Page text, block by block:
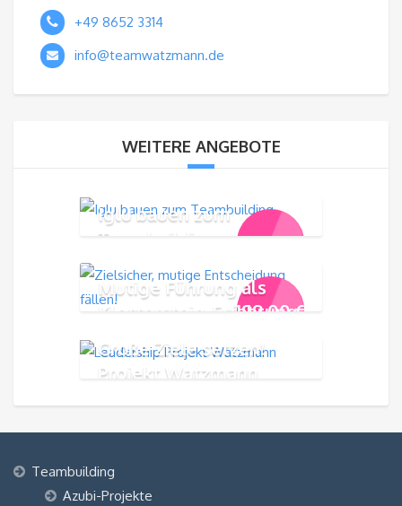
+49 8652 3314
info@teamwatzmann.de
WEITERE ANGEBOTE
99,00€
Iglu bauen zum
Teambuilding
199,00€
Mutige Führung als
Klettersteig-Erfahrung
Große Ziele setzen!
Projekt Watzmann
Teambuilding
Azubi-Projekte